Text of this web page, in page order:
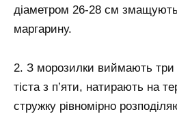
діаметром 26-28 см змащують
маргарину.
2. З морозилки виймають три
тіста з п’яти, натирають на
стружку рівномірно